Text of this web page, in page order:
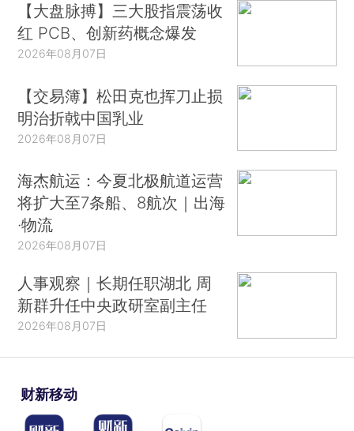
【大盘脉搏】三大股指震荡收
红 PCB、创新药概念爆发
2026年08月07日
【交易簿】松田克也挥刀止损
明治折戟中国乳业
2026年08月07日
海杰航运：今夏北极航道运营
将扩大至7条船、8航次｜出海
·物流
2026年08月07日
人事观察｜长期任职湖北 周
新群升任中央政研室副主任
2026年08月07日
财新移动